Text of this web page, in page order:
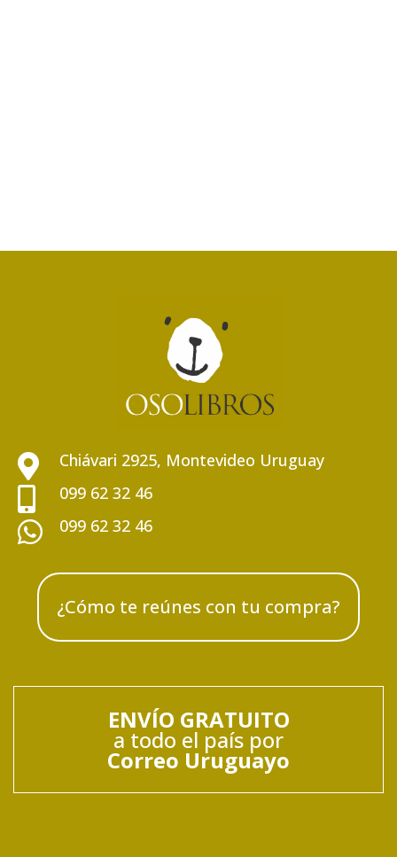
 Chiávari 2925, Montevideo Uruguay
 099 62 32 46
 099 62 32 46
¿Cómo te reúnes con tu compra?
ENVÍO GRATUITO
a todo el país por
Correo Uruguayo